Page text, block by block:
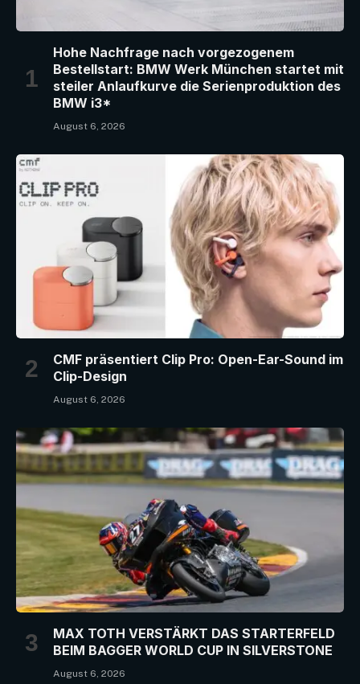
Hohe Nachfrage nach vorgezogenem
Bestellstart: BMW Werk München startet mit
steiler Anlaufkurve die Serienproduktion des
BMW i3*
August 6, 2026
CMF präsentiert Clip Pro: Open-Ear-Sound im
Clip-Design
August 6, 2026
MAX TOTH VERSTÄRKT DAS STARTERFELD
BEIM BAGGER WORLD CUP IN SILVERSTONE
August 6, 2026